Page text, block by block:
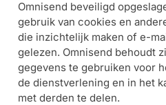
Omnisend beveiligd
gebruik van cookies en
die inzichtelijk maken of e-
gelezen. Omnisend behoudt
gegevens te gebruiken voor
de dienstverlening en in het
met derden te delen.